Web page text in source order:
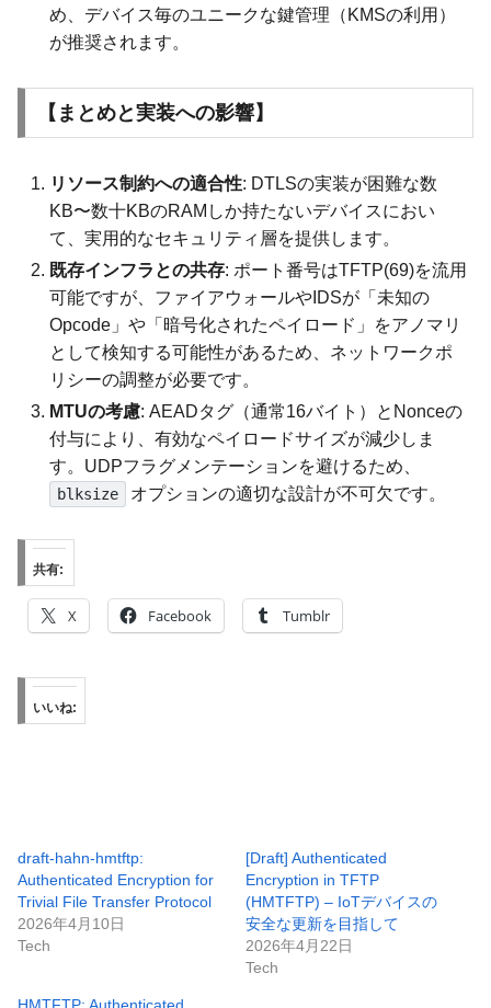
め、デバイス毎のユニークな鍵管理（KMSの利用）
が推奨されます。
【まとめと実装への影響】
リソース制約への適合性: DTLSの実装が困難な数
KB〜数十KBのRAMしか持たないデバイスにおい
て、実用的なセキュリティ層を提供します。
既存インフラとの共存: ポート番号はTFTP(69)を流用
可能ですが、ファイアウォールやIDSが「未知の
Opcode」や「暗号化されたペイロード」をアノマリ
として検知する可能性があるため、ネットワークポ
リシーの調整が必要です。
MTUの考慮: AEADタグ（通常16バイト）とNonceの
付与により、有効なペイロードサイズが減少しま
す。UDPフラグメンテーションを避けるため、
blksize オプションの適切な設計が不可欠です。
共有:
X Facebook Tumblr
いいね:
draft-hahn-hmtftp:
Authenticated Encryption for
Trivial File Transfer Protocol
2026年4月10日
Tech
[Draft] Authenticated
Encryption in TFTP
(HMTFTP) – IoTデバイスの
安全な更新を目指して
2026年4月22日
Tech